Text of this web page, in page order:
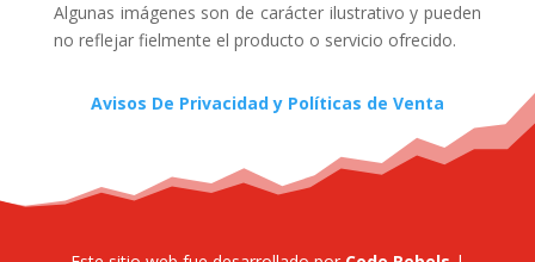
Algunas imágenes son de carácter ilustrativo y pueden
no reflejar fielmente el producto o servicio ofrecido.
Avisos De Privacidad y Políticas de Venta